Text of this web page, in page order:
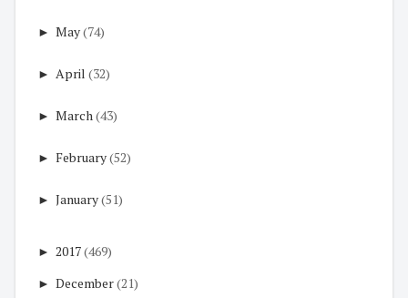
► May(74)
► April (32)
► March(43)
► February(52)
► January(51)
► 2017(469)
► December(21)